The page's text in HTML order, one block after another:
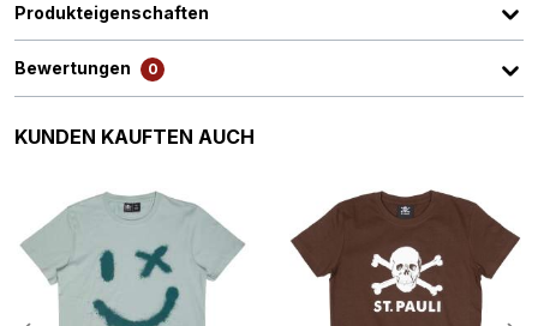
Produkteigenschaften
Bewertungen 0
Produktgalerie überspringen
KUNDEN KAUFTEN AUCH